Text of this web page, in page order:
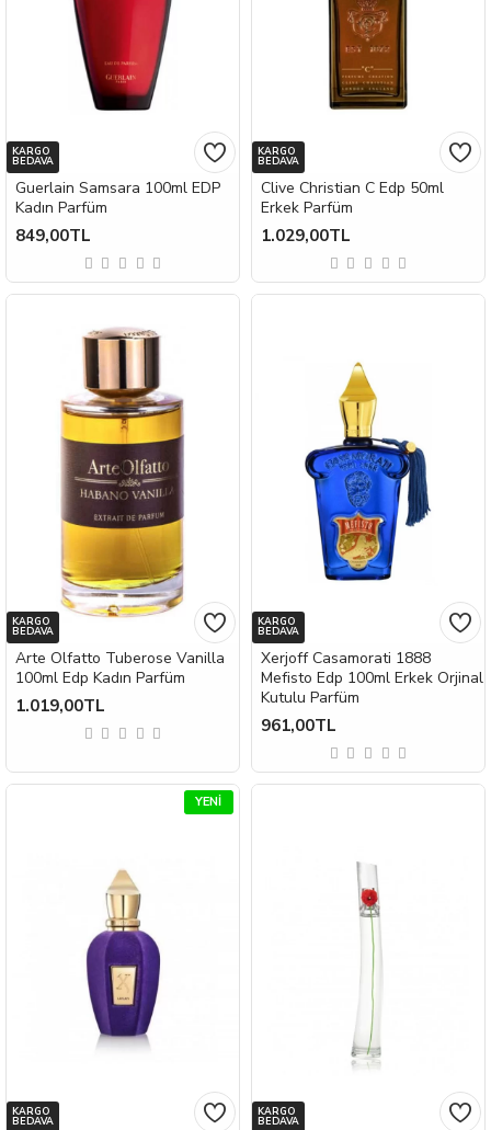
KARGO
BEDAVA
Guerlain Samsara 100ml EDP
Kadın Parfüm
849,00TL
KARGO
BEDAVA
Clive Christian C Edp 50ml
Erkek Parfüm
1.029,00TL
KARGO
BEDAVA
Arte Olfatto Tuberose Vanilla
100ml Edp Kadın Parfüm
1.019,00TL
KARGO
BEDAVA
Xerjoff Casamorati 1888
Mefisto Edp 100ml Erkek Orjinal
Kutulu Parfüm
961,00TL
YENI
KARGO
BEDAVA
KARGO
BEDAVA